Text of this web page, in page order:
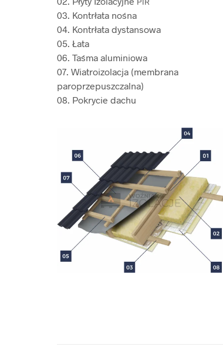
03. Kontrłata nośna
04. Kontrłata dystansowa
05. Łata
06. Taśma aluminiowa
07. Wiatroizolacja (membrana
paroprzepuszczalna)
08. Pokrycie dachu